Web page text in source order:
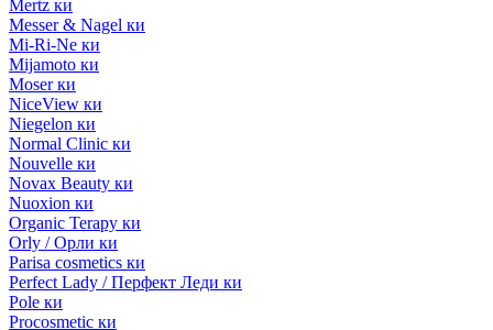
Mertz ки
Messer & Nagel ки
Mi-Ri-Ne ки
Mijamoto ки
Moser ки
NiceView ки
Niegelon ки
Normal Clinic ки
Nouvelle ки
Novax Beauty ки
Nuoxion ки
Organic Terapy ки
Orly / Орли ки
Parisa cosmetics ки
Perfect Lady / Перфект Леди ки
Pole ки
Procosmetic ки